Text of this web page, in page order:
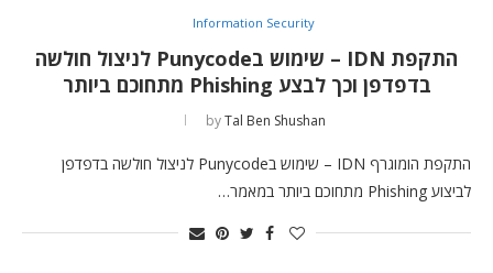
Information Security
התקפת IDN – שימוש בPunycode לניצול חולשה
בדפדפן וכך לבצע Phishing מתחוכם ביותר
byTal Ben Shushan
התקפת הומוגרף IDN – שימוש בPunycode לניצול חולשה בדפדפן
לביצוע Phishing מתחוכם ביותר במאמר…